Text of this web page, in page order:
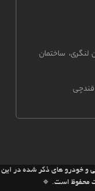
لنگری، ساختمان
قندچی
و خودرو های ذکر شده در این
محفوظ است. 🔹